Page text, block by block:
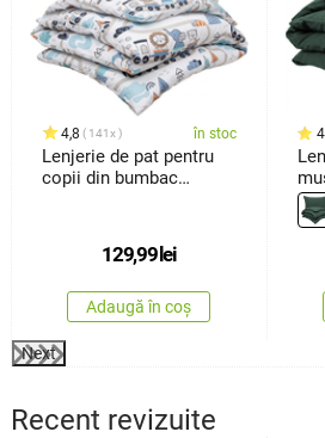
4,8 141x în stoc
Lenjerie de pat pentru
copii din bumbac
129,99 lei
Adaugă în coș
70
Next
Recent revizuite